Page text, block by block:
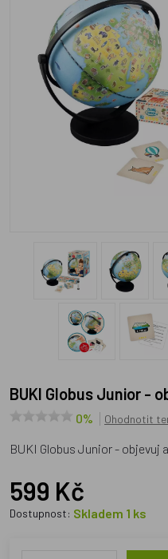
BUKI Globus Junior -
0% Ohodnotit
BUKI Globus Junior - objevuj
599 Kč
Dostupnost: Skladem 1 ks